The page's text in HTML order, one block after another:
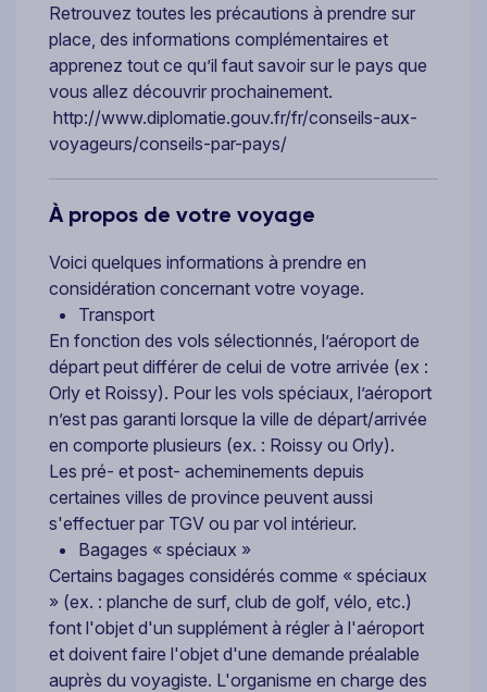
Retrouvez toutes les précautions à prendre sur
place, des informations complémentaires et
apprenez tout ce qu’il faut savoir sur le pays que
vous allez découvrir prochainement.
http://www.diplomatie.gouv.fr/fr/conseils-aux-
voyageurs/conseils-par-pays/
À propos de votre voyage
Voici quelques informations à prendre en
considération concernant votre voyage.
Transport
En fonction des vols sélectionnés, l’aéroport de
départ peut différer de celui de votre arrivée (ex :
Orly et Roissy). Pour les vols spéciaux, l’aéroport
n’est pas garanti lorsque la ville de départ/arrivée
en comporte plusieurs (ex. : Roissy ou Orly).
Les pré- et post- acheminements depuis
certaines villes de province peuvent aussi
s'effectuer par TGV ou par vol intérieur.
Bagages « spéciaux »
Certains bagages considérés comme « spéciaux
» (ex. : planche de surf, club de golf, vélo, etc.)
font l'objet d'un supplément à régler à l'aéroport
et doivent faire l'objet d'une demande préalable
auprès du voyagiste. L'organisme en charge des